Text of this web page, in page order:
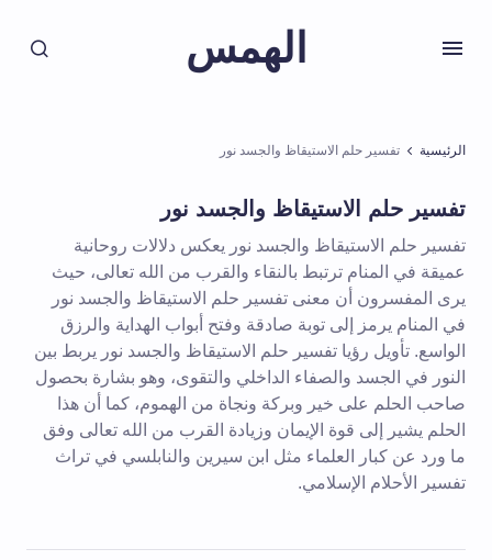
الهمس
الرئيسية تفسير حلم الاستيقاظ والجسد نور
تفسير حلم الاستيقاظ والجسد نور
تفسير حلم الاستيقاظ والجسد نور يعكس دلالات روحانية
عميقة في المنام ترتبط بالنقاء والقرب من الله تعالى، حيث
يرى المفسرون أن معنى تفسير حلم الاستيقاظ والجسد نور
في المنام يرمز إلى توبة صادقة وفتح أبواب الهداية والرزق
الواسع. تأويل رؤيا تفسير حلم الاستيقاظ والجسد نور يربط بين
النور في الجسد والصفاء الداخلي والتقوى، وهو بشارة بحصول
صاحب الحلم على خير وبركة ونجاة من الهموم، كما أن هذا
الحلم يشير إلى قوة الإيمان وزيادة القرب من الله تعالى وفق
ما ورد عن كبار العلماء مثل ابن سيرين والنابلسي في تراث
تفسير الأحلام الإسلامي.